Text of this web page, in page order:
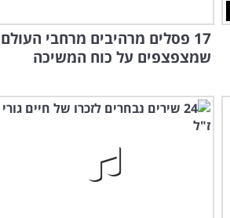
17 פסלים מרהיבים מרחבי העולם
שמצפצפים על כוח המשיכה